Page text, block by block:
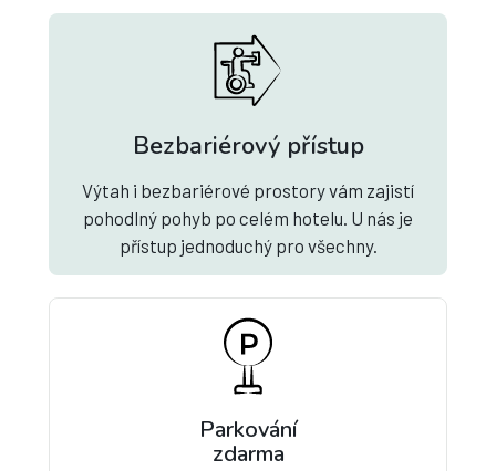
Bezbariérový přístup
Výtah i bezbariérové prostory vám zajistí
pohodlný pohyb po celém hotelu. U nás je
přístup jednoduchý pro všechny.
Parkování
zdarma